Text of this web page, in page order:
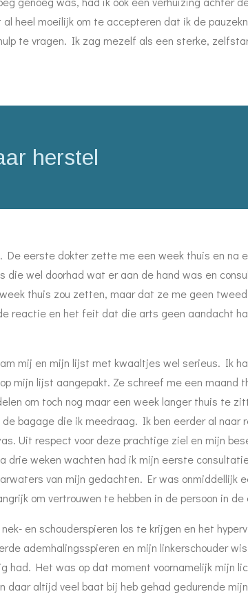
heel moeilijk om te accepteren dat ik de
te vragen. Ik zag mezelf als een sterke,
herstel
eerste dokter zette me een week thuis en na
die wel doorhad wat er aan de hand was en
thuis zou zetten, maar dat ze me geen
reactie en het feit dat die arts geen aandacht
mij en mijn lijst met kwaaltjes wel serieus. Ik
mijn lijst aangepakt. Ze schreef me een maand
om toch nog maar een week langer thuis te
bagage die ik meedraag. Ik ben eerder al naar
Uit respect voor deze prachtige ziel en mijn
drie weken wachten had ik mijn eerste
van mijn gedachten. Er was onmiddellijk
om vertrouwen te hebben in de persoon in de
en schouderspieren los te krijgen en het
ademhalingsspieren en mijn linkerschouder
had. Het was op dat moment voornamelijk mijn
altijd veel baat bij heb gehad gedurende